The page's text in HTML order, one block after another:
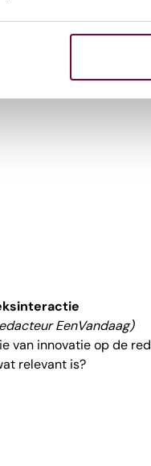
vandedemocratie
voor ‘ver-van-
EenVandaag)
van innovatie opde
relevant is?